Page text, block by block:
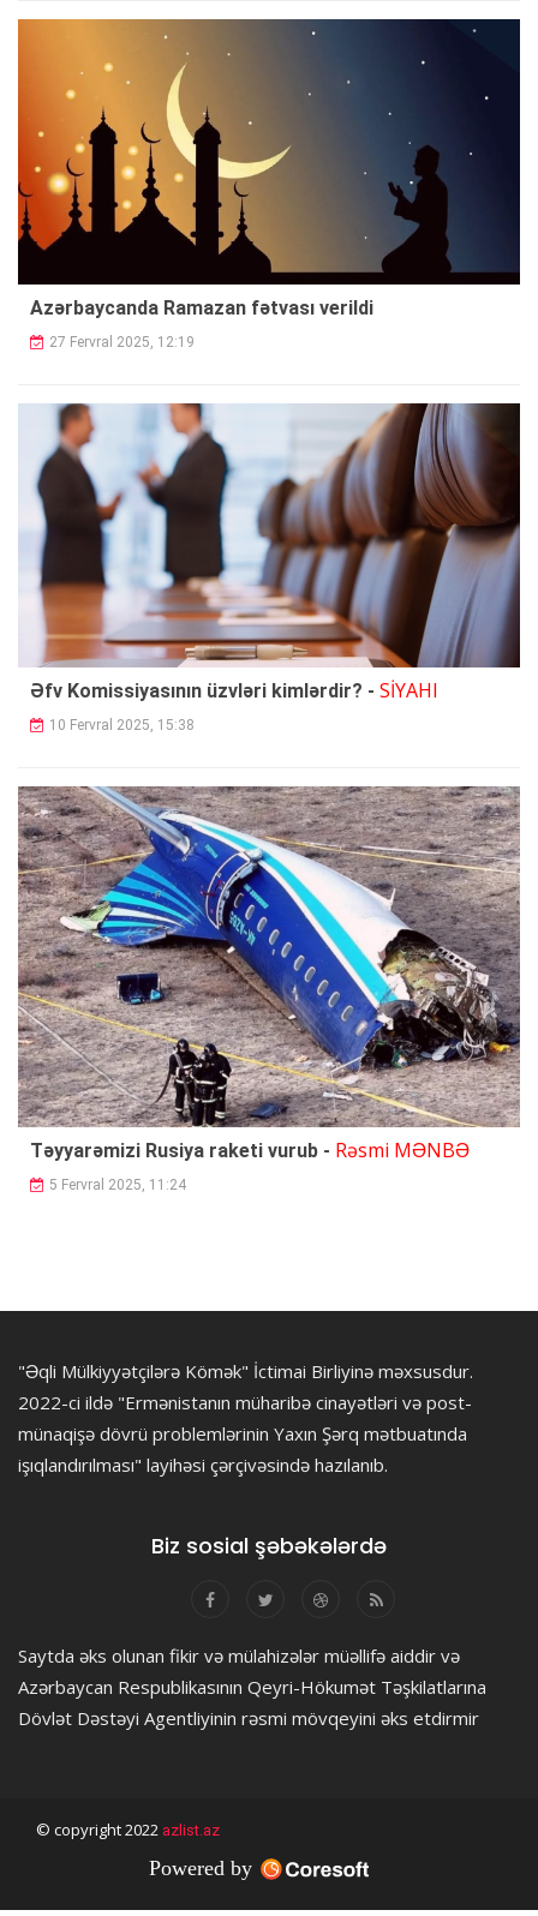
Azərbaycanda Ramazan fətvası verildi
27 Fervral 2025, 12:19
Əfv Komissiyasının üzvləri kimlərdir? - SİYAHI
10 Fervral 2025, 15:38
Təyyarəmizi Rusiya raketi vurub - Rəsmi MƏNBƏ
5 Fervral 2025, 11:24
"Əqli Mülkiyyətçilərə Kömək" İctimai Birliyinə məxsusdur.
2022-ci ildə "Ermənistanın müharibə cinayətləri və post-
münaqişə dövrü problemlərinin Yaxın Şərq mətbuatında
işıqlandırılması" layihəsi çərçivəsində hazılanıb.
Biz sosial şəbəkələrdə
Saytda əks olunan fikir və mülahizələr müəllifə aiddir və
Azərbaycan Respublikasının Qeyri-Hökumət Təşkilatlarına
Dövlət Dəstəyi Agentliyinin rəsmi mövqeyini əks etdirmir
© copyright 2022 azlist.az